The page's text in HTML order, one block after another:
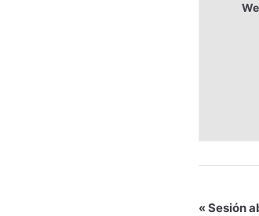
«Sesión